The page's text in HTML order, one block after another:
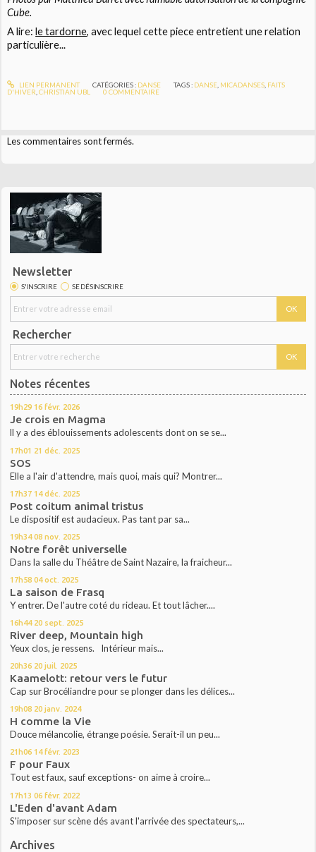
Cube.
A lire: le tardorne, avec lequel cette piece entretient une relation
particulière...
LIEN PERMANENT CATÉGORIES : DANSE TAGS : DANSE MICADANSES FAITS
D'HIVER ,CHRISTIAN UBL 0 COMMENTAIRE
Les commentaires sont fermés.
Newsletter
S'INSCRIRE SE DÉSINSCRIRE
Rechercher
Notes récentes
19h29 16 févr. 2026
Je crois en Magma
ll y a des éblouissements adolescents dont on se se...
17h01 21 déc. 2025
SOS
Elle a l'air d'attendre, mais quoi, mais qui? Montrer...
17h37 14 déc. 2025
Post coitum animal tristus
Le dispositif est audacieux. Pas tant par sa...
19h34 08 nov. 2025
Notre forêt universelle
Dans la salle du Théâtre de Saint Nazaire, la fraicheur...
17h58 04 oct. 2025
La saison de Frasq
Y entrer. De l'autre coté du rideau. Et tout lâcher....
16h44 20 sept. 2025
River deep, Mountain high
Yeux clos, je ressens. Intérieur mais...
20h36 20 juil. 2025
Kaamelott: retour vers le futur
Cap sur Brocéliandre pour se plonger dans les délices...
19h08 20 janv. 2024
H comme la Vie
Douce mélancolie, étrange poésie. Serait-il un peu...
21h06 14 févr. 2023
F pour Faux
Tout est faux, sauf exceptions- on aime à croire...
17h13 06 févr. 2022
L'Eden d'avant Adam
S'imposer sur scène dés avant l'arrivée des spectateurs,...
Archives